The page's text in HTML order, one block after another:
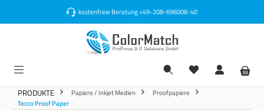
kostenfreie Beratung+49-208-696008-40
PRODUKTE Papiere / Inkjet Medien
Proofpapiere
Tecco Proof Paper